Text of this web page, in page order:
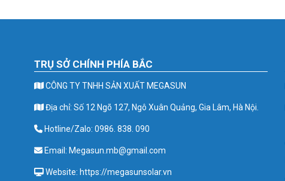
TRỤ SỞ CHÍNH PHÍA BẮC
CÔNG TY TNHH SẢN XUẤT MEGASUN
Địa chỉ: Số 12 Ngõ 127, Ngô Xuân Quảng, Gia Lâm, Hà Nội.
Hotline/Zalo: 0986. 838. 090
Email: Megasun.mb@gmail.com
Website: https://megasunsolar.vn